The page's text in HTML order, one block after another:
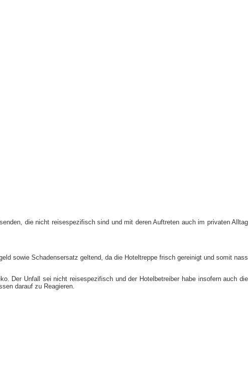
die nicht reisespezifisch sind und mit deren Auftreten auch im privaten Alltag
sowie Schadensersatz geltend, da die Hoteltreppe frisch gereinigt und somit nass
Der Unfall sei nicht reisespezifisch und der Hotelbetreiber habe insofern auch die
darauf zu Reagieren.